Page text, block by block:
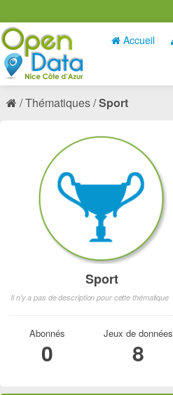
Accueil
Thématiques Sport
Sport
Il n'y a pas de description pour cette thématique
Abonnés
0
Jeux de données
8